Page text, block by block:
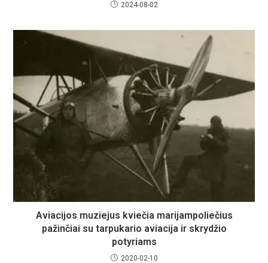
2024-08-02
Aviacijos muziejus kviečia marijampoliečius
pažinčiai su tarpukario aviacija ir skrydžio
potyriams
2020-02-10